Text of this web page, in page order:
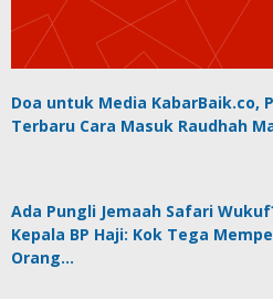
Doa untuk Media KabarBaik.co,
Terbaru Cara Masuk Raudhah
Ada Pungli Jemaah Safari
Kepala BP Haji: Kok Tega
Orang…